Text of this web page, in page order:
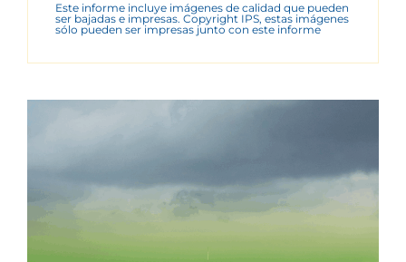
Este informe incluye imágenes de calidad que pueden
ser bajadas e impresas. Copyright IPS, estas imágenes
sólo pueden ser impresas junto con este informe